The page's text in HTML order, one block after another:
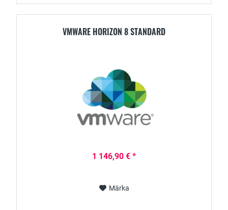
VMWARE HORIZON 8 STANDARD
1 146,90 € *
Märka